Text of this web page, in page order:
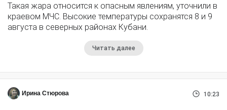
Такая жара относится к опасным явлениям, уточнили в
краевом МЧС. Высокие температуры сохранятся 8 и 9
августа в северных районах Кубани.
Читать далее
Ирина Стюрова 10:23